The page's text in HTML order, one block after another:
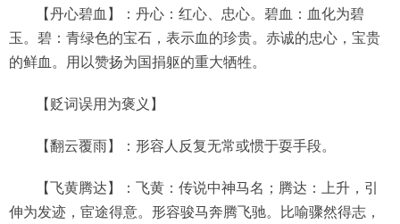
【丹心碧血】：丹心：红心、忠心。碧血：血化为碧
玉。碧：青绿色的宝石，表示血的珍贵。赤诚的忠心，宝贵
的鲜血。用以赞扬为国捐躯的重大牺牲。
【贬词误用为褒义】
【翻云覆雨】：形容人反复无常或惯于耍手段。
【飞黄腾达】：飞黄：传说中神马名；腾达：上升，引
伸为发迹，宦途得意。形容骏马奔腾飞驰。比喻骤然得志，